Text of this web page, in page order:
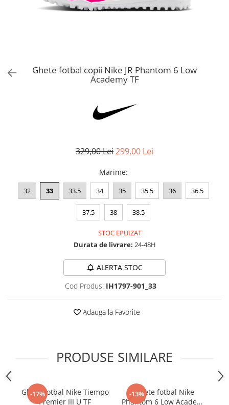
Bluze fotbal copii
Sorturi fotbal femei
Ghete fotbal copii Nike JR Phantom 6 Low
Academy TF
329,00 Lei299,00 Lei
Marime:
32 33 33.5 34 35 35.5 36 36.5
37.5 38 38.5
STOC EPUIZAT
Durata de livrare: 24-48H
ALERTA STOC
Cod Produs: IH1797-901_33
Adauga la Favorite
PRODUSE SIMILARE
-17%
Ghete fotbal Nike Tiempo
Premier III U TF
-13%
Ghete fotbal Nike
Phantom 6 Low Academy